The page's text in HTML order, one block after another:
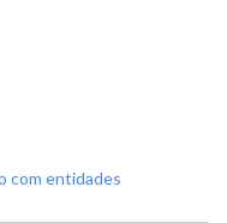
com entidades